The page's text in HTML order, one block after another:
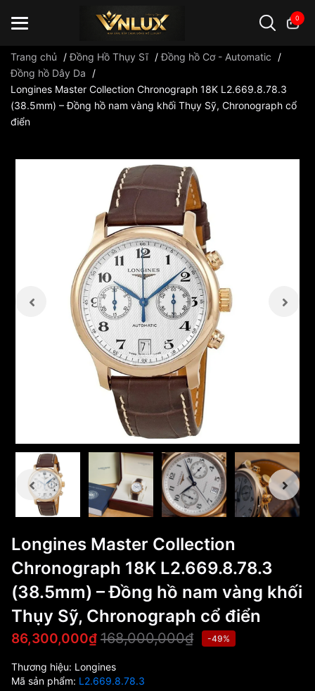
0
Đồng hồ casio đồng hồ G-Shock đồng hồ Orient ...
Trang chủ /Đồng Hồ Thụy Sĩ /Đồng hồ Cơ - Automatic
/
Đồng hồ Dây Da
/
Longines Master Collection Chronograph 18K L2.669.8.78.3
(38.5mm) – Đồng hồ nam vàng khối Thụy Sỹ, Chronograph cổ
điển
Longines Master Collection
Chronograph 18K L2.669.8.78.3
(38.5mm) – Đồng hồ nam vàng khối
Thụy Sỹ, Chronograph cổ điển
86,300,000₫ 168,000,000₫ -49%
Thương hiệu: Longines
Mã sản phẩm: L2.669.8.78.3